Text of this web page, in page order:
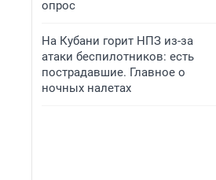
опрос
На Кубани горит НПЗ из-за
атаки беспилотников: есть
пострадавшие. Главное о
ночных налетах